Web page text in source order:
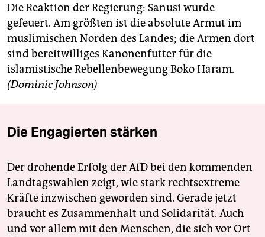
Die Reaktion der Regierung: Sanusi wurde
gefeuert. Am größten ist die absolute Armut im
muslimischen Norden des Landes; die Armen dort
sind bereitwilliges Kanonenfutter für die
islamistische Rebellenbewegung Boko Haram.
(Dominic Johnson)
Die Engagierten stärken
Der drohende Erfolg der AfD bei den kommenden
Landtagswahlen zeigt, wie stark rechtsextreme
Kräfte inzwischen geworden sind. Gerade jetzt
braucht es Zusammenhalt und Solidarität. Auch
und vor allem mit den Menschen, die sich vor Ort